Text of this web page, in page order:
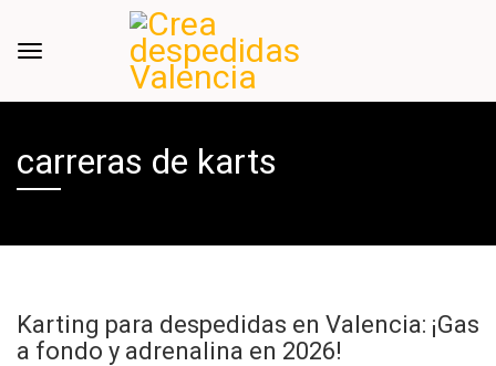
carreras de karts
Karting para despedidas en Valencia: ¡Gas
a fondo y adrenalina en 2026!